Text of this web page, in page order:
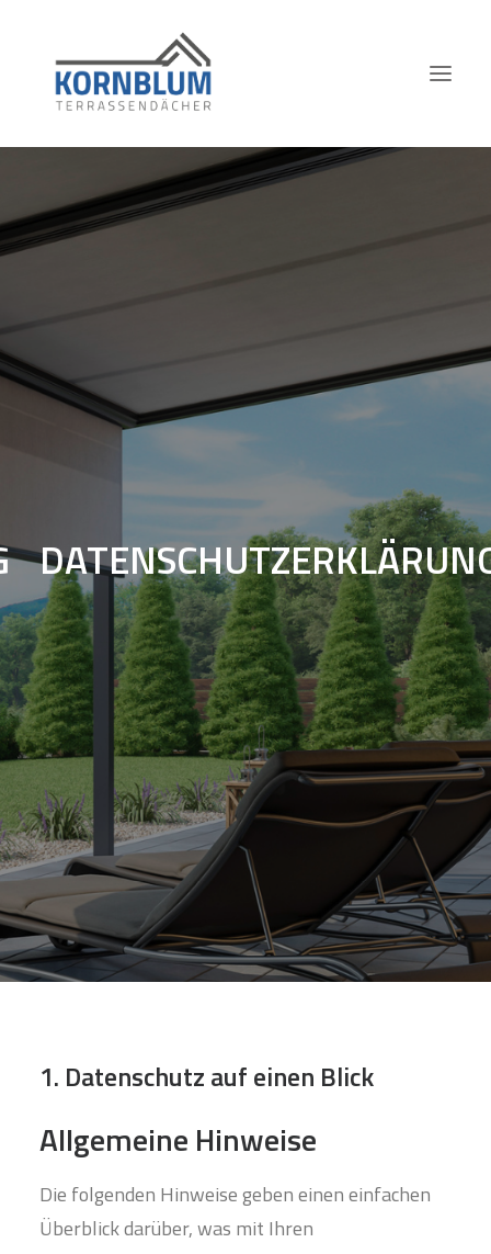
HOME
ÜBER UNS
KONTAKT
1. Datenschutz auf einen Blick
Allgemeine Hinweise
Die folgenden Hinweise geben einen einfachen
Überblick darüber, was mit Ihren